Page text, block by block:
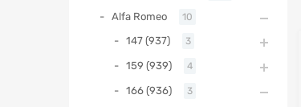
Alfa Romeo 10
147 (937) 3
159 (939) 4
166 (936) 3